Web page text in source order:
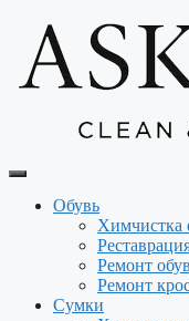
содержимому
Обувь
Химчистка
Ремонт
Ремонт
Сумки